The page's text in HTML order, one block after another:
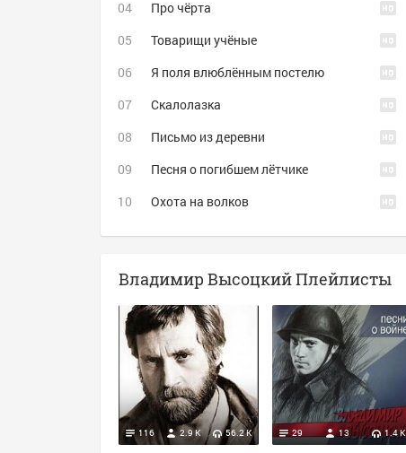
Про чёрта
Товарищи учёные
Я поля влюблённым постелю
Скалолазка
Письмо из деревни
Песня о погибшем лётчике
Охота на волков
Владимир Высоцкий Плейлисты
116 56.2 K
2.9 K 29 1.4 K
13